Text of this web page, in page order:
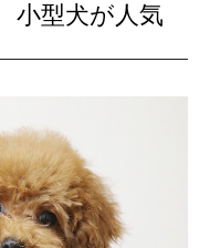
小型犬が人気